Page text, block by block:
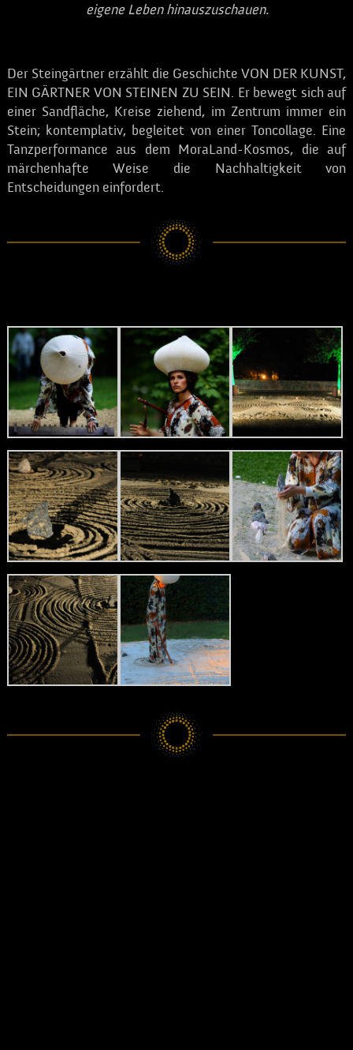
eigene Leben hinauszuschauen.
Der Steingärtner erzählt die Geschichte VON DER KUNST,
EIN GÄRTNER VON STEINEN ZU SEIN. Er bewegt sich auf
einer Sandfläche, Kreise ziehend, im Zentrum immer ein
Stein; kontemplativ, begleitet von einer Toncollage. Eine
Tanzperformance aus dem MoraLand-Kosmos, die auf
märchenhafte Weise die Nachhaltigkeit von
Entscheidungen einfordert.